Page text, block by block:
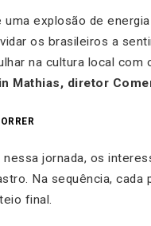
uma explosão de
os brasileiros a
na cultura local com
Mathias, diretor
nessa jornada, os
Na sequência, cada
final.